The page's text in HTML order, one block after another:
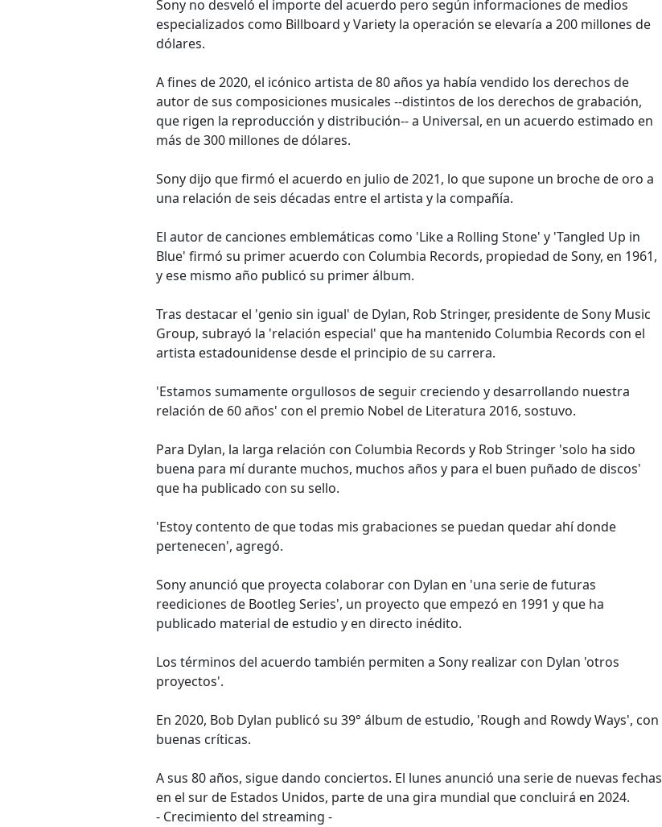
Sony no desveló el importe del acuerdo pero según informaciones de medios
especializados como Billboard y Variety la operación se elevaría a 200 millones de
dólares.
A fines de 2020, el icónico artista de 80 años ya había vendido los derechos de
autor de sus composiciones musicales --distintos de los derechos de grabación,
que rigen la reproducción y distribución-- a Universal, en un acuerdo estimado en
más de 300 millones de dólares.
Sony dijo que firmó el acuerdo en julio de 2021, lo que supone un broche de oro a
una relación de seis décadas entre el artista y la compañía.
El autor de canciones emblemáticas como 'Like a Rolling Stone' y 'Tangled Up in
Blue' firmó su primer acuerdo con Columbia Records, propiedad de Sony, en 1961,
y ese mismo año publicó su primer álbum.
Tras destacar el 'genio sin igual' de Dylan, Rob Stringer, presidente de Sony Music
Group, subrayó la 'relación especial' que ha mantenido Columbia Records con el
artista estadounidense desde el principio de su carrera.
'Estamos sumamente orgullosos de seguir creciendo y desarrollando nuestra
relación de 60 años' con el premio Nobel de Literatura 2016, sostuvo.
Para Dylan, la larga relación con Columbia Records y Rob Stringer 'solo ha sido
buena para mí durante muchos, muchos años y para el buen puñado de discos'
que ha publicado con su sello.
'Estoy contento de que todas mis grabaciones se puedan quedar ahí donde
pertenecen', agregó.
Sony anunció que proyecta colaborar con Dylan en 'una serie de futuras
reediciones de Bootleg Series', un proyecto que empezó en 1991 y que ha
publicado material de estudio y en directo inédito.
Los términos del acuerdo también permiten a Sony realizar con Dylan 'otros
proyectos'.
En 2020, Bob Dylan publicó su 39° álbum de estudio, 'Rough and Rowdy Ways', con
buenas críticas.
A sus 80 años, sigue dando conciertos. El lunes anunció una serie de nuevas fechas
en el sur de Estados Unidos, parte de una gira mundial que concluirá en 2024.
- Crecimiento del streaming -